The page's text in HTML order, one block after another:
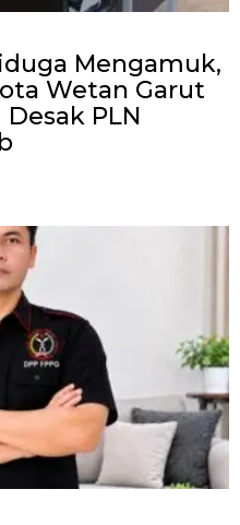
Mengamuk,
Wetan Garut
Desak PLN